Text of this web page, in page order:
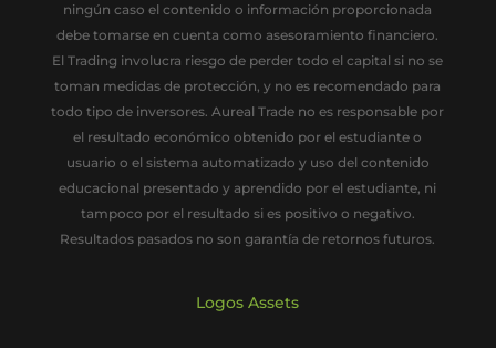
ningún caso el contenido o información proporcionada
debe tomarse en cuenta como asesoramiento financiero.
El Trading involucra riesgo de perder todo el capital si no se
toman medidas de protección, y no es recomendado para
todo tipo de inversores. Aureal Trade no es responsable por
el resultado económico obtenido por el estudiante o
usuario o el sistema automatizado y uso del contenido
educacional presentado y aprendido por el estudiante, ni
tampoco por el resultado si es positivo o negativo.
Resultados pasados no son garantía de retornos futuros.
Logos Assets